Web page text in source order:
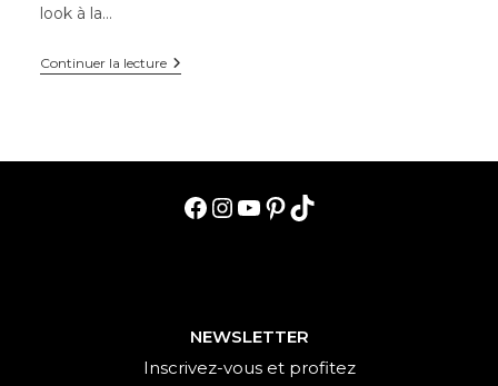
look à la…
Continuer la lectureQuelle
couleur
Facebook
Instagram
YouTube
Pinterest
TikTok
NEWSLETTER
Inscrivez-vous et profitez